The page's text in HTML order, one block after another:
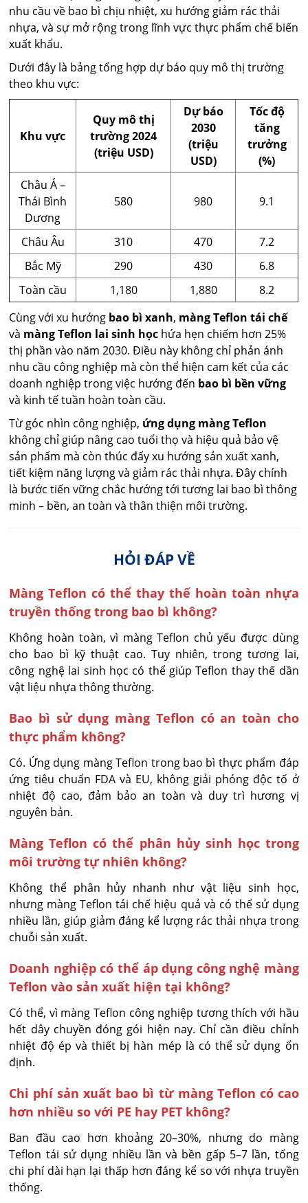
nhu cầu về bao bì chịu nhiệt, xu hướng giảm rác thải
nhựa, và sự mở rộng trong lĩnh vực thực phẩm chế biến
xuất khẩu.
Dưới đây là bảng tổng hợp dự báo quy mô thị trường
theo khu vực:
Khu vực
Quy mô thị
trường 2024
(triệu USD)
Dự báo
2030
(triệu
USD)
Tốc độ
tăng
trưởng
(%)
Châu Á –
Thái Bình
Dương
580 980 9.1
Châu Âu 310 470
7.2
Bắc Mỹ
290 430
6.8
Toàn cầu
1,180 1,880
8.2
Cùng với xu hướng bao bì xanh, màng Teflon tái chế
và màng Teflon lai sinh học hứa hẹn chiếm hơn 25%
thị phần vào năm 2030. Điều này không chỉ phản ánh
nhu cầu công nghiệp mà còn thể hiện cam kết của các
doanh nghiệp trong việc hướng đến bao bì bền vững
và kinh tế tuần hoàn toàn cầu.
Từ góc nhìn công nghiệp, ứng dụng màng Teflon
không chỉ giúp nâng cao tuổi thọ và hiệu quả bảo vệ
sản phẩm mà còn thúc đẩy xu hướng sản xuất xanh,
tiết kiệm năng lượng và giảm rác thải nhựa. Đây chính
là bước tiến vững chắc hướng tới tương lai bao bì thông
minh – bền, an toàn và thân thiện môi trường.
HỎI ĐÁP VỀ
Màng Teflon có thể thay thế hoàn toàn nhựa
truyền thống trong bao bì không?
Không hoàn toàn, vì màng Teflon chủ yếu được dùng
cho bao bì kỹ thuật cao. Tuy nhiên, trong tương lai,
công nghệ lai sinh học có thể giúp Teflon thay thế dần
vật liệu nhựa thông thường.
Bao bì sử dụng màng Teflon có an toàn cho
thực phẩm không?
Có. Ứng dụng màng Teflon trong bao bì thực phẩm đáp
ứng tiêu chuẩn FDA và EU, không giải phóng độc tố ở
nhiệt độ cao, đảm bảo an toàn và duy trì hương vị
nguyên bản.
Màng Teflon có thể phân hủy sinh học trong
môi trường tự nhiên không?
Không thể phân hủy nhanh như vật liệu sinh học,
nhưng màng Teflon tái chế hiệu quả và có thể sử dụng
nhiều lần, giúp giảm đáng kể lượng rác thải nhựa trong
chuỗi sản xuất.
Doanh nghiệp có thể áp dụng công nghệ màng
Teflon vào sản xuất hiện tại không?
Có thể, vì màng Teflon công nghiệp tương thích với hầu
hết dây chuyền đóng gói hiện nay. Chỉ cần điều chỉnh
nhiệt độ ép và thiết bị hàn mép là có thể sử dụng ổn
định.
Chi phí sản xuất bao bì từ màng Teflon có cao
hơn nhiều so với PE hay PET không?
Ban đầu cao hơn khoảng 20–30%, nhưng do màng
Teflon tái sử dụng nhiều lần và bền gấp 5–7 lần, tổng
chi phí dài hạn lại thấp hơn đáng kể so với nhựa truyền
thống.